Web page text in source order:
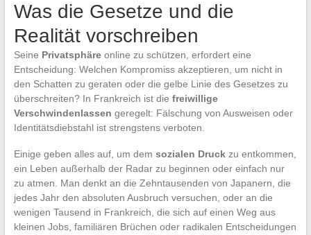
Was die Gesetze und die
Realität vorschreiben
Seine Privatsphäreonline zu schützen, erfordert eine
Entscheidung: Welchen Kompromiss akzeptieren, um nicht in
den Schatten zu geraten oder die gelbe Linie des Gesetzes zu
überschreiten? In Frankreich ist die freiwillige
Verschwindenlassen geregelt: Fälschung von Ausweisen oder
Identitätsdiebstahl ist strengstens verboten.
Einige geben alles auf, um dem sozialen Druckzu entkommen,
ein Leben außerhalb der Radar zu beginnen oder einfach nur
zu atmen. Man denkt an die Zehntausenden von Japanern, die
jedes Jahr den absoluten Ausbruch versuchen, oder an die
wenigen Tausend in Frankreich, die sich auf einen Weg aus
kleinen Jobs, familiären Brüchen oder radikalen Entscheidungen